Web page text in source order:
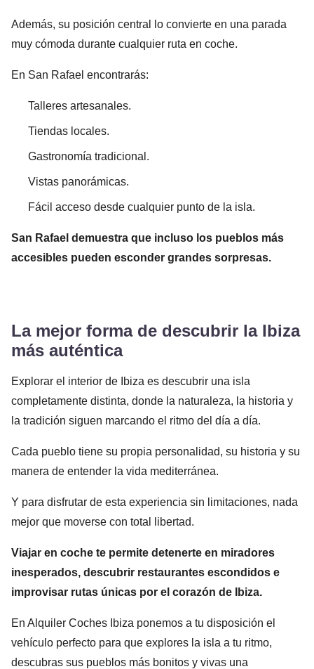
Además, su posición central lo convierte en una parada
muy cómoda durante cualquier ruta en coche.
En San Rafael encontrarás:
Talleres artesanales.
Tiendas locales.
Gastronomía tradicional.
Vistas panorámicas.
Fácil acceso desde cualquier punto de la isla.
San Rafael demuestra que incluso los pueblos más
accesibles pueden esconder grandes sorpresas.
La mejor forma de descubrir la Ibiza
más auténtica
Explorar el interior de Ibiza es descubrir una isla
completamente distinta, donde la naturaleza, la historia y
la tradición siguen marcando el ritmo del día a día.
Cada pueblo tiene su propia personalidad, su historia y su
manera de entender la vida mediterránea.
Y para disfrutar de esta experiencia sin limitaciones, nada
mejor que moverse con total libertad.
Viajar en coche te permite detenerte en miradores
inesperados, descubrir restaurantes escondidos e
improvisar rutas únicas por el corazón de Ibiza.
En Alquiler Coches Ibiza ponemos a tu disposición el
vehículo perfecto para que explores la isla a tu ritmo,
descubras sus pueblos más bonitos y vivas una